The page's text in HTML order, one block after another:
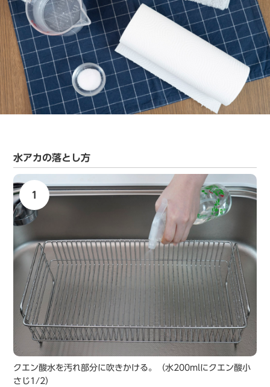
水アカの落とし方
1
クエン酸水を汚れ部分に吹きかける。（水200mlにクエン酸小
さじ1/2）